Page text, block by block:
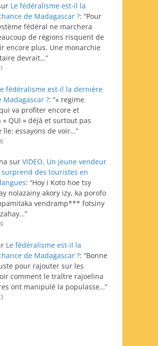
Le fédéralisme est-il la
de Madagascar ?: “Pour
fédéral ne marchera
de régions risquent de
encore plus. Une monarchie
devrait…”
fédéralisme est-il la dernière
Madagascar ?: “« regime
va profiter encore et
QUI » déjà et surtout pas
île: essayons de voir…”
sur VIDEO. Un jeune vendeur
des touristes en
: “Hoy i Koto hoe tsy
nolazainy akory izy, ka porofo
vendramp*** fotsiny
”
Le fédéralisme est-il la
de Madagascar ?: “Bonne
pour rajouter sur les
comment le traître rajoelina
ont manipulé la populasse…”